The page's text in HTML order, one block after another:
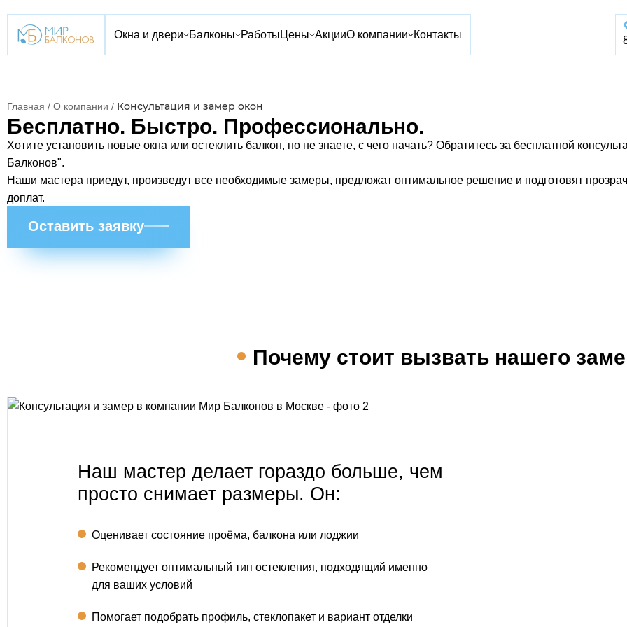
Окна и двери Балконы Работы Цены АкцииО компании Контакты
Главная / О компании / Консультация и замер окон
Бесплатно. Быстро. Профессионально.
Хотите установить новые окна или остеклить балкон, но не знаете, с чего начать? Обратитесь за бесплатной
Балконов".
Наши мастера приедут, произведут все необходимые замеры, предложат оптимальное решение и подготовят
доплат.
Оставить заявку
Почему стоит вызвать нашего
Наш мастер делает гораздо больше, чем
просто снимает размеры. Он:
Оценивает состояние проёма, балкона или лоджии
Рекомендует оптимальный тип остекления, подходящий именно
для ваших условий
Помогает подобрать профиль, стеклопакет и вариант отделки